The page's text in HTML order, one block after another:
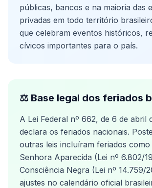
públicas, bancos e na maioria das
privadas em todo território
que celebram eventos históricos,
cívicos importantes para o país.
⚖️ Base legal dos feriados
A Lei Federal nº 662, de 6 de abril
declara os feriados nacionais.
outras leis incluíram feriados como
Senhora Aparecida (Lei nº 6.802/
Consciência Negra (Lei nº 14.759/
ajustes no calendário oficial